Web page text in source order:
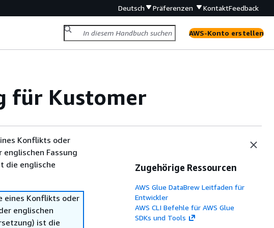
Deutsch Präferenzen KontaktFeedback
AWS-Konto erstellen
für Kustomer
Konflikts oder
Fassung
die englische
eines Konflikts oder
englischen
ist die
Zugehörige Ressourcen
AWS Glue DataBrew Leitfaden für
Entwickler
AWS CLI Befehle für AWS Glue
SDKs und Tools